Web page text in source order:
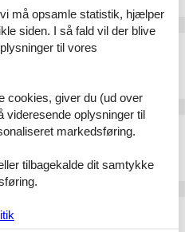
Hvide Sande weekend
Hvide Sande billig
privat billig
må opsamle statistik, hjælper
siden. I så fald vil der blive
til vores
cookies, giver du (ud over
videresende oplysninger til
markedsføring.
tilbagekalde dit samtykke